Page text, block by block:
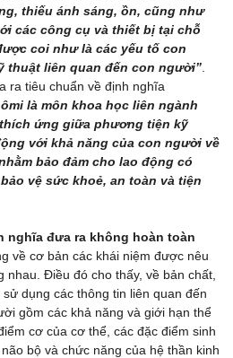
thiếu ánh sáng, ồn, cũng như
các công cụ và thiết bị tại chỗ
coi như là các yếu tố con
thuật liên quan đến con người”
ra tiêu chuẩn về định nghĩa
là môn khoa học liên ngành
ứng giữa phương tiện kỹ
với khả năng của con người về
bảo đảm cho lao động có
vệ sức khoẻ, an toàn và tiện
nghĩa đưa ra không hoàn toàn
về cơ bản các khái niệm được nêu
nhau. Điều đó cho thấy, về bản chất,
dụng các thông tin liên quan đến
gồm các khả năng và giới hạn thể
cơ của cơ thể, các đặc điểm sinh
bộ và chức năng của hệ thần kinh